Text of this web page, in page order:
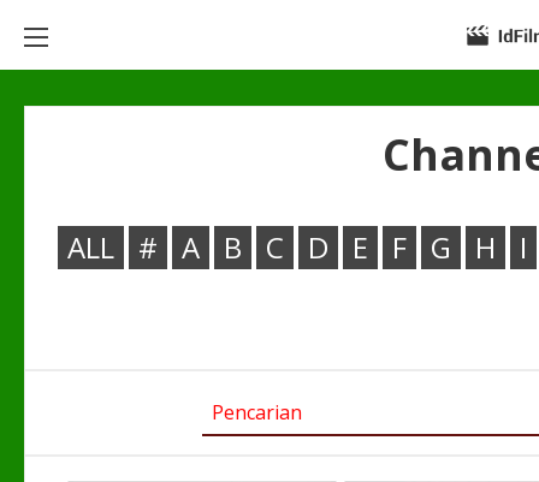
ALL # A B C D E F G H I